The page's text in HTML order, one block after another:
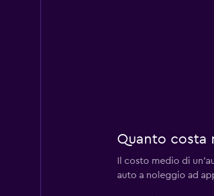
Quanto costa
Il costo medio di
auto a noleggio ad